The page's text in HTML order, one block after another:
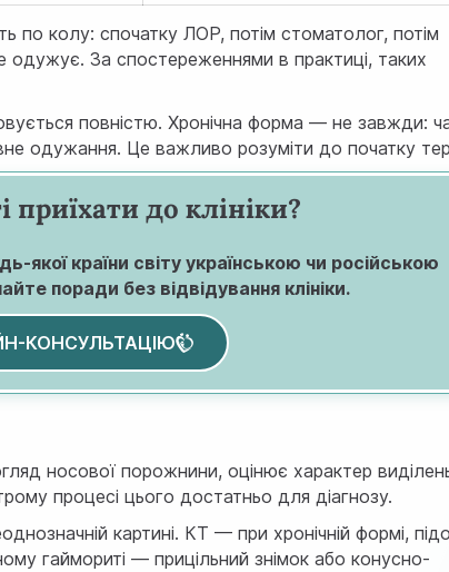
по колу: спочатку ЛОР, потім стоматолог, потім
За спостереженнями в практиці, таких
повністю. Хронічна форма — не завжди:
одужання. Це важливо розуміти до початку
до клініки?
якої країни світу українською чи російською
поради без відвідування клініки.
КОНСУЛЬТАЦІЮ
носової порожнини, оцінює характер
процесі цього достатньо для діагнозу.
картині. КТ — при хронічній формі,
гаймориті — прицільний знімок або конусно-